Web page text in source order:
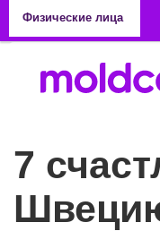
Физические лица
7